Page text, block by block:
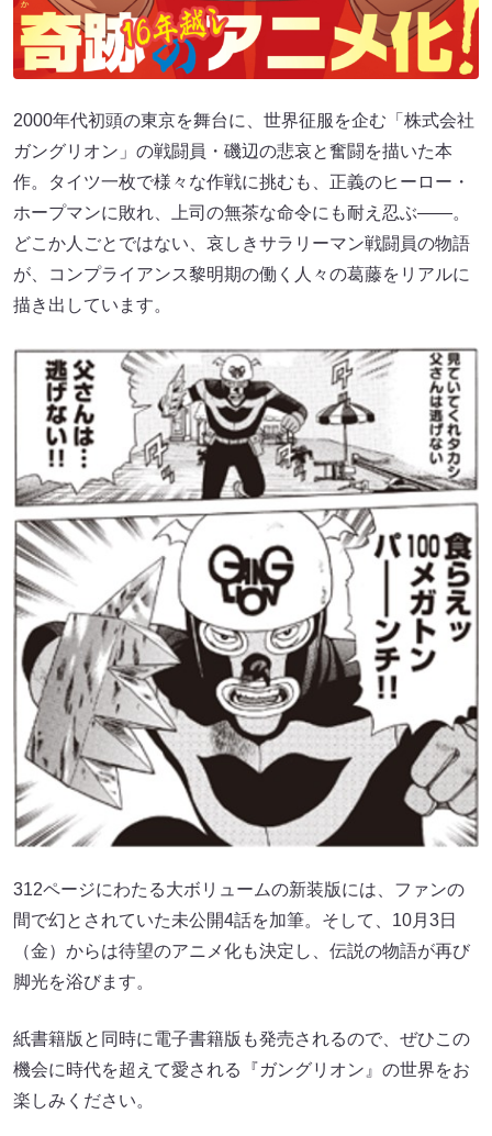
2000年代初頭の東京を舞台に、世界征服を企む「株式会社
ガングリオン」の戦闘員・磯辺の悲哀と奮闘を描いた本
作。タイツ一枚で様々な作戦に挑むも、正義のヒーロー・
ホープマンに敗れ、上司の無茶な命令にも耐え忍ぶ――。
どこか人ごとではない、哀しきサラリーマン戦闘員の物語
が、コンプライアンス黎明期の働く人々の葛藤をリアルに
描き出しています。
312ページにわたる大ボリュームの新装版には、ファンの
間で幻とされていた未公開4話を加筆。そして、10月3日
（金）からは待望のアニメ化も決定し、伝説の物語が再び
脚光を浴びます。
紙書籍版と同時に電子書籍版も発売されるので、ぜひこの
機会に時代を超えて愛される『ガングリオン』の世界をお
楽しみください。